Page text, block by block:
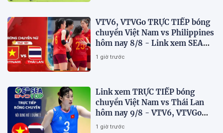
VTV6, VTVGo TRỰC TIẾP bóng
chuyền Việt Nam vs Philippines
hôm nay 8/8 - Link xem SEA
V.Cup 2026 mới nhất
1 giờ trước
Link xem TRỰC TIẾP bóng
chuyền Việt Nam vs Thái Lan
hôm nay 9/8 - VTV6, VTVGo
trực tiếp SEA V.Cup 2026 mới
1 giờ trước